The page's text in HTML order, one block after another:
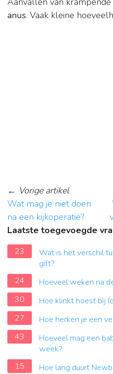
anus. Vaak kleine
← Vorige artikel
Wat mag je niet doen
na een kijkoperatie?
Laatste toegevoegde
23
Wat is het verschil
gift?
24
Hoeveel weken na
30
Hoe klinkt hoest bij
27
Hoe herken je een
43
Hoeveel mag een
week?
15
Hoe lang duurt